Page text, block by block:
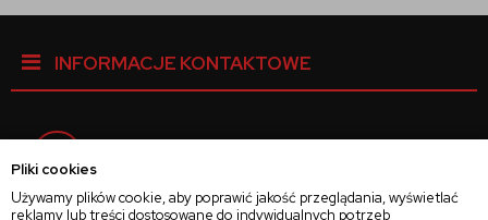
Pliki cookies
Używamy plików cookie, aby poprawić jakość przeglądania, wyświetlać
reklamy lub treści dostosowane do indywidualnych potrzeb
INFORMACJE KONTAKTOWE